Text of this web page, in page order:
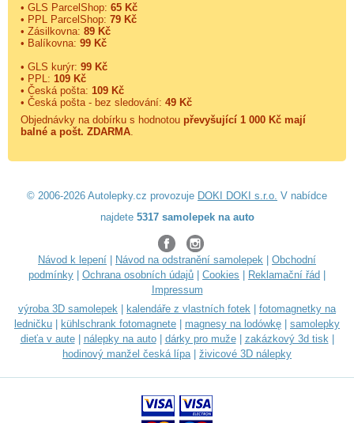
• GLS ParcelShop: 65 Kč
• PPL ParcelShop: 79 Kč
• Zásilkovna: 89 Kč
• Balíkovna: 99 Kč
• GLS kurýr: 99 Kč
• PPL: 109 Kč
• Česká pošta: 109 Kč
• Česká pošta - bez sledování: 49 Kč
Objednávky na dobírku s hodnotou převyšující 1 000 Kč mají
balné a pošt. ZDARMA
© 2006-2026 Autolepky.cz provozuje DOKI DOKI s.r.o. V nabídce
najdete 5317 samolepek na auto
Návod k lepení Návod na odstranění samolepek
Obchodní
podmínky
Ochrana osobních údajů Cookies Reklamační řád
Impressum
výroba 3D samolepek
kalendáře z vlastních fotek
fotomagnetky na
ledničku
kühlschrank fotomagnete magnesy na lodówkę
samolepky
dieťa v aute| nálepky na auto| dárky pro muže| zakázkový 3d tisk|
hodinový manžel česká lípa| živicové 3D nálepky